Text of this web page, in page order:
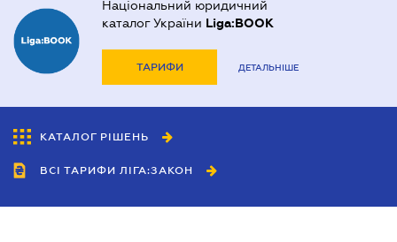
Національний юридичний
каталог України Liga:BOOK
ТАРИФИ ДЕТАЛЬНІШЕ
КАТАЛОГ РІШЕНЬ
ВСІ ТАРИФИ ЛІГА:ЗАКОН